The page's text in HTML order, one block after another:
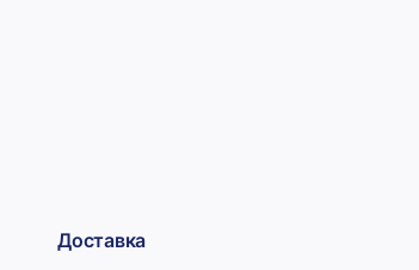
Доставка